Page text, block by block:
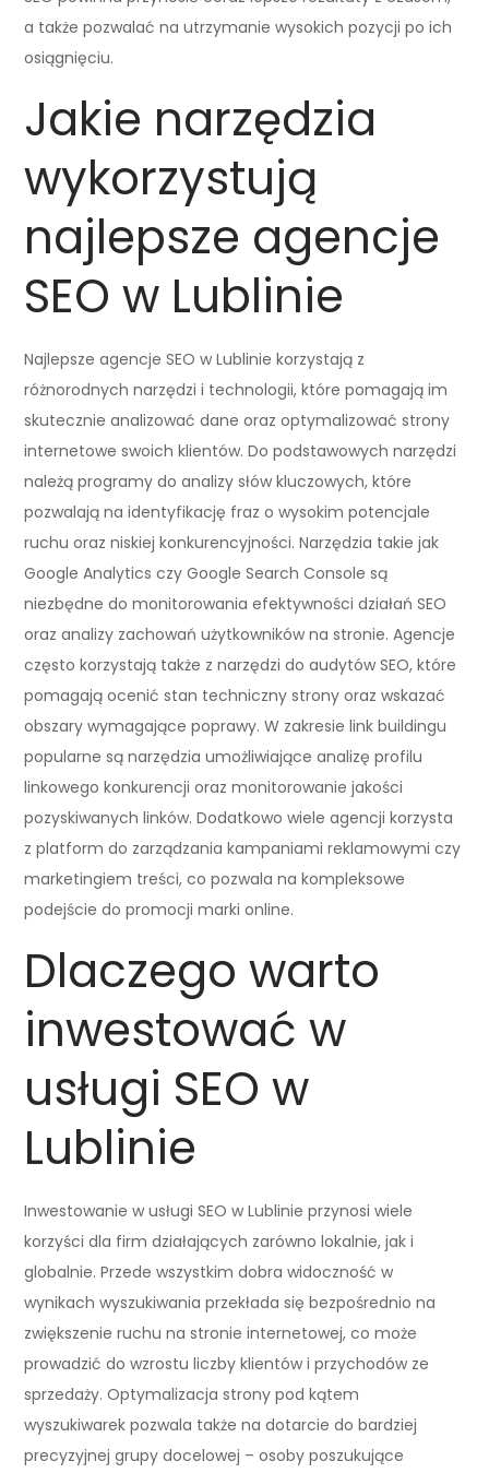
a także pozwalać na utrzymanie wysokich pozycji po ich
osiągnięciu.
Jakie narzędzia
wykorzystują
najlepsze agencje
SEO w Lublinie
Najlepsze agencje SEO w Lublinie korzystają z
różnorodnych narzędzi i technologii, które pomagają im
skutecznie analizować dane oraz optymalizować strony
internetowe swoich klientów. Do podstawowych narzędzi
należą programy do analizy słów kluczowych, które
pozwalają na identyfikację fraz o wysokim potencjale
ruchu oraz niskiej konkurencyjności. Narzędzia takie jak
Google Analytics czy Google Search Console są
niezbędne do monitorowania efektywności działań SEO
oraz analizy zachowań użytkowników na stronie. Agencje
często korzystają także z narzędzi do audytów SEO, które
pomagają ocenić stan techniczny strony oraz wskazać
obszary wymagające poprawy. W zakresie link buildingu
popularne są narzędzia umożliwiające analizę profilu
linkowego konkurencji oraz monitorowanie jakości
pozyskiwanych linków. Dodatkowo wiele agencji korzysta
z platform do zarządzania kampaniami reklamowymi czy
marketingiem treści, co pozwala na kompleksowe
podejście do promocji marki online.
Dlaczego warto
inwestować w
usługi SEO w
Lublinie
Inwestowanie w usługi SEO w Lublinie przynosi wiele
korzyści dla firm działających zarówno lokalnie, jak i
globalnie. Przede wszystkim dobra widoczność w
wynikach wyszukiwania przekłada się bezpośrednio na
zwiększenie ruchu na stronie internetowej, co może
prowadzić do wzrostu liczby klientów i przychodów ze
sprzedaży. Optymalizacja strony pod kątem
wyszukiwarek pozwala także na dotarcie do bardziej
precyzyjnej grupy docelowej – osoby poszukujące